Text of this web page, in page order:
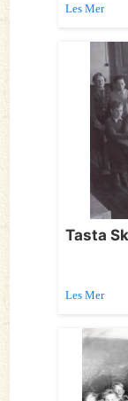
Les Mer
Tasta
Les Mer